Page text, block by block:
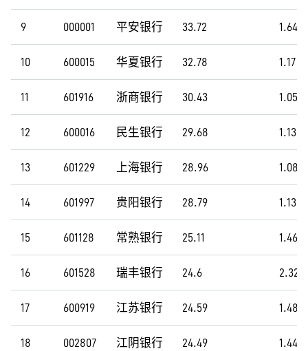
9 000001 平安银行 33.72 1.64
10 600015 华夏银行 32.78 1.17
11 601916 浙商银行 30.43 1.05
12 600016 民生银行 29.68 1.13
13 601229 上海银行 28.96 1.08
14 601997 贵阳银行 28.79 1.13
15 601128 常熟银行 25.11 1.46
16 601528 瑞丰银行 24.6 2.32
17 600919 江苏银行 24.59 1.48
18 002807 江阴银行 24.49 1.44